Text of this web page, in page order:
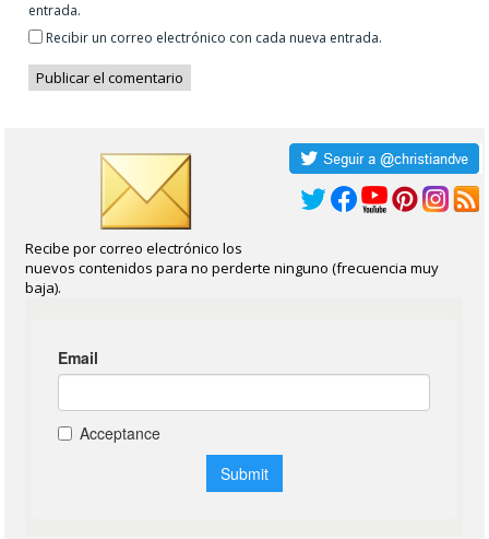
entrada.
Recibir un correo electrónico con cada nueva entrada.
Recibe por correo electrónico los
nuevos contenidos para no perderte ninguno (frecuencia muy
baja).